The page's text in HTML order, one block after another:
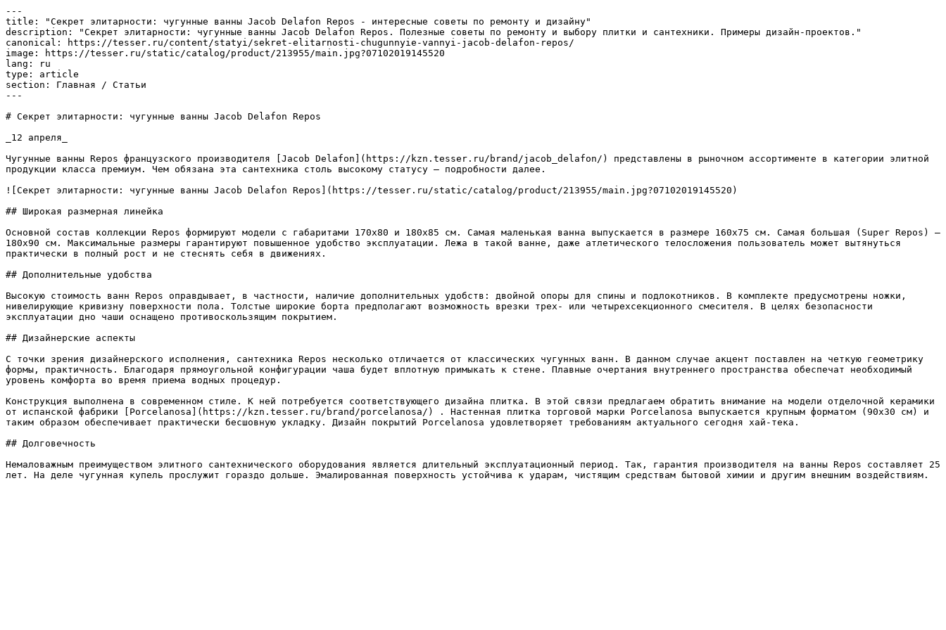
---
title: "Секрет элитарности: чугунные ванны Jacob Delafon Repos - интересные советы по ремонту и дизайну"
description: "Секрет элитарности: чугунные ванны Jacob Delafon Repos. Полезные советы по ремонту и выбору плитки и сантехники. Примеры дизайн-проектов."
canonical: https://tesser.ru/content/statyi/sekret-elitarnosti-chugunnyie-vannyi-jacob-delafon-repos/
image: https://tesser.ru/static/catalog/product/213955/main.jpg?07102019145520
lang: ru
type: article
section: Главная / Статьи
---
# Секрет элитарности: чугунные ванны Jacob Delafon Repos
_12 апреля_
Чугунные ванны Repos французского производителя [Jacob Delafon](https://kzn.tesser.ru/brand/jacob_delafon/) представлены в рыночном ассортименте в категории элитной
продукции класса премиум. Чем обязана эта сантехника столь высокому статусу – подробности далее.
![Секрет элитарности: чугунные ванны Jacob Delafon Repos](https://tesser.ru/static/catalog/product/213955/main.jpg?07102019145520)
## Широкая размерная линейка
Основной состав коллекции Repos формируют модели с габаритами 170х80 и 180х85 см. Самая маленькая ванна выпускается в размере 160х75 см. Самая большая (Super Repos) –
180х90 см. Максимальные размеры гарантируют повышенное удобство эксплуатации. Лежа в такой ванне, даже атлетического телосложения пользователь может вытянуться
практически в полный рост и не стеснять себя в движениях.
## Дополнительные удобства
Высокую стоимость ванн Repos оправдывает, в частности, наличие дополнительных удобств: двойной опоры для спины и подлокотников. В комплекте предусмотрены ножки,
нивелирующие кривизну поверхности пола. Толстые широкие борта предполагают возможность врезки трех- или четырехсекционного смесителя. В целях безопасности
эксплуатации дно чаши оснащено противоскользящим покрытием.
## Дизайнерские аспекты
С точки зрения дизайнерского исполнения, сантехника Repos несколько отличается от классических чугунных ванн. В данном случае акцент поставлен на четкую геометрику
формы, практичность. Благодаря прямоугольной конфигурации чаша будет вплотную примыкать к стене. Плавные очертания внутреннего пространства обеспечат необходимый
уровень комфорта во время приема водных процедур.
Конструкция выполнена в современном стиле. К ней потребуется соответствующего дизайна плитка. В этой связи предлагаем обратить внимание на модели отделочной керамики
от испанской фабрики [Porcelanosa](https://kzn.tesser.ru/brand/porcelanosa/) . Настенная плитка торговой марки Porcelanosa выпускается крупным форматом (90х30 см) и
таким образом обеспечивает практически бесшовную укладку. Дизайн покрытий Porcelanosa удовлетворяет требованиям актуального сегодня хай-тека.
## Долговечность
Немаловажным преимуществом элитного сантехнического оборудования является длительный эксплуатационный период. Так, гарантия производителя на ванны Repos составляет 25
лет. На деле чугунная купель прослужит гораздо дольше. Эмалированная поверхность устойчива к ударам, чистящим средствам бытовой химии и другим внешним воздействиям.